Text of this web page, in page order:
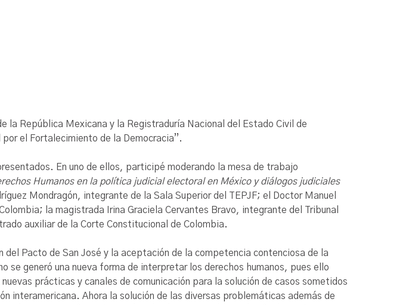
la República Mexicana y la Registraduría Nacional del Estado Civil de
el Fortalecimiento de la Democracia”.
En uno de ellos, participé moderando la mesa de trabajo
Humanos en la política judicial electoral en México y diálogos judiciales
Mondragón, integrante de la Sala Superior del TEPJF; el Doctor Manuel
la magistrada Irina Graciela Cervantes Bravo, integrante del Tribunal
auxiliar de la Corte Constitucional de Colombia.
Pacto de San José y la aceptación de la competencia contenciosa de la
generó una nueva forma de interpretar los derechos humanos, pues ello
prácticas y canales de comunicación para la solución de casos sometidos
interamericana. Ahora la solución de las diversas problemáticas además de